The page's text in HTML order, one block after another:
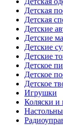
Детская
Детская
Детские
Детские
Детские
Детские
Детское
Детское
Детское
Игрушки
Коляски и